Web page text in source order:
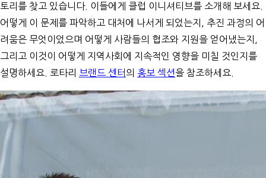
토리를 찾고 있습니다. 이들에게 클럽 이니셔티브를 소개해 보세요.
어떻게 이 문제를 파악하고 대처에 나서게 되었는지, 추진 과정의 어
려움은 무엇이었으며 어떻게 사람들의 협조와 지원을 얻어냈는지,
그리고 이것이 어떻게 지역사회에 지속적인 영향을 미칠 것인지를
설명하세요. 로타리
브랜드 센터 의 홍보 섹션을 참조하세요.